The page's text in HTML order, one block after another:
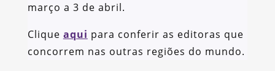
março a 3 de abril.
Clique aqui para conferir as editoras que
concorrem nas outras regiões do mundo.